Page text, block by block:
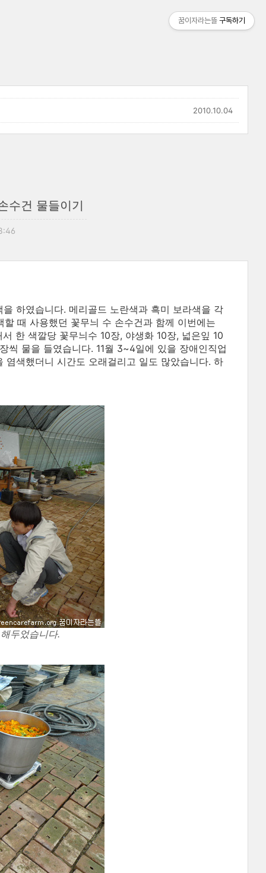
2010.10.04
수건 물들이기
하였습니다. 메리골드 노란색과 흑미 보라색을 각
때 사용했던 꽃무늬 수 손수건과 함께 이번에는
한 색깔당 꽃무늬수 10장, 야생화 10장, 넓은잎 10
물을 들였습니다. 11월 3~4일에 있을 장애인직업
색했더니 시간도 오래걸리고 일도 많았습니다. 하
두었습니다.
꿈이자라는뜰 구독하기